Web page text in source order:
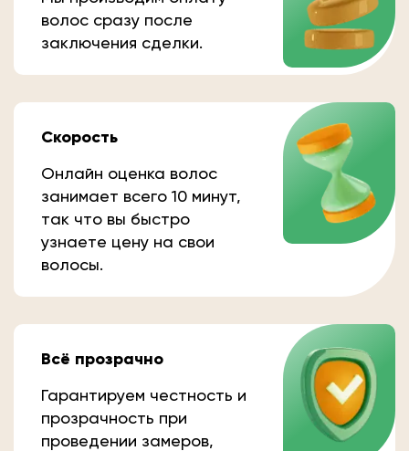
волос сразу после
заключения сделки.
Скорость
Онлайн оценка волос
занимает всего 10 минут,
так что вы быстро
узнаете цену на свои
волосы.
Всё прозрачно
Гарантируем честность и
прозрачность при
проведении замеров,